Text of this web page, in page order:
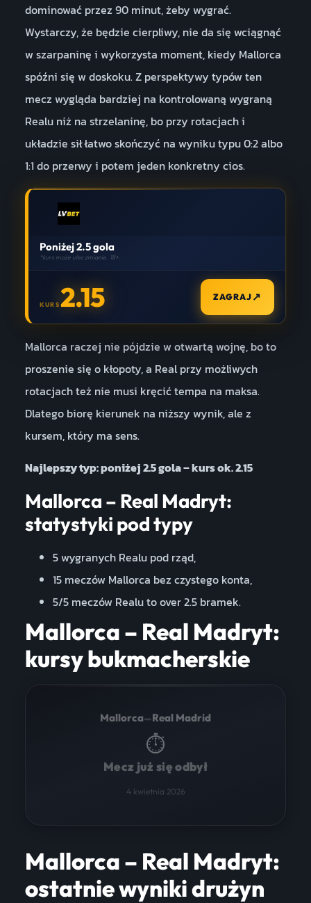
dominować przez 90 minut, żeby wygrać.
Wystarczy, że będzie cierpliwy, nie da się wciągnąć
w szarpaninę i wykorzysta moment, kiedy Mallorca
spóźni się w doskoku. Z perspektywy typów ten
mecz wygląda bardziej na kontrolowaną wygraną
Realu niż na strzelaninę, bo przy rotacjach i
układzie sił łatwo skończyć na wyniku typu 0:2 albo
1:1 do przerwy i potem jeden konkretny cios.
Poniżej 2.5 gola
*kurs może ulec zmianie. 18+.
KURS2.15 ZAGRAJ ↗
Mallorca raczej nie pójdzie w otwartą wojnę, bo to
proszenie się o kłopoty, a Real przy możliwych
rotacjach też nie musi kręcić tempa na maksa.
Dlatego biorę kierunek na niższy wynik, ale z
kursem, który ma sens.
Najlepszy typ: poniżej 2.5 gola – kurs ok. 2.15
Mallorca – Real Madryt:
statystyki pod typy
5 wygranych Realu pod rząd,
15 meczów Mallorca bez czystego konta,
5/5 meczów Realu to over 2.5 bramek.
Mallorca – Real Madryt:
kursy bukmacherskie
Mallorca–Real Madrid
⏱
Mecz już się odbył
4 kwietnia 2026
Mallorca – Real Madryt:
ostatnie wyniki drużyn